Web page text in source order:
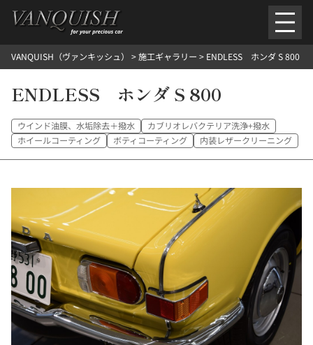
を
ごあいさつ 会社案内施工環境紹介所在地
外装のガラスコーティング施工料金 ホイールコーティング施工料金
ヘッドライトクリーニング施工料金ルームクリーニング＆コーティング施工料金
樹脂・メッシュパーツコーティング施工料金
ウインド水染み除去 ＆ 撥水施工料金塩害 防錆対策デントリペア
PICKUPNOSTALGIC
お客さまの声お問い合わせ施工のご予約
VANQUISH（ヴァンキッシュ） >施工ギャラリー > ENDLESS ホンダ S 800
ENDLESS ホンダ S 800
ウインド油膜、水垢除去＋撥水
カブリオレバクテリア洗浄+撥水
ホイールコーティング
ボティコーティング 内装レザークリーニング